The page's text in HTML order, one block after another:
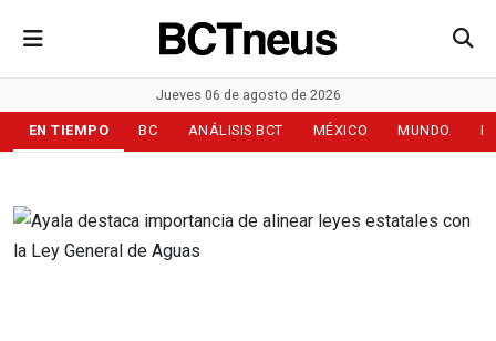
Jueves 06 de agosto de 2026
EN TIEMPO BC ANÁLISIS BCT MÉXICO MUNDO